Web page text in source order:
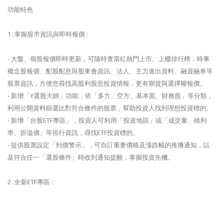
功能特色
1. 掌握股市資訊與即時報價 :
- 大盤、個股報價即時更新，可隨時查當紅熱門上市、上櫃排行榜，時事
概念股報價、配股配息與股東會資訊、法人、主力進出資料、融資融券等
股票資訊，方便您尋找高股利股息投資情報，更有期貨與選擇權報價。
- 新增「Y選股大師」功能，依「多方、空方、基本面、財務面」等分類，
利用公開資料篩選比對符合條件的股票，幫助投資人找到理想投資標的。
- 新增「台股ETF專區」，投資人可利用「投資地區」或「成交量、殖利
率、折溢價」等排行資訊，尋找ETF投資標的。
- 提供股票設定「到價警示」，可自訂重要價格及漲跌幅的推播通知，以
及符合任一「選股條件」時收到通知提醒，掌握投資先機。
2. 全新ETF專區：